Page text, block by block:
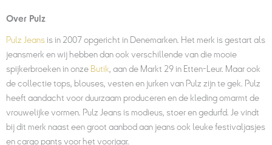
Over Pulz
Pulz Jeansis in 2007 opgericht in Denemarken. Het merk is gestart als
jeansmerk en wij hebben dan ook verschillende van die mooie
spijkerbroeken in onze Butik , aan de Markt 29 in Etten-Leur. Maar ook
de collectie tops, blouses, vesten en jurken van Pulz zijn te gek. Pulz
heeft aandacht voor duurzaam produceren en de kleding omarmt de
vrouwelijke vormen. Pulz Jeans is modieus, stoer en gedurfd. Je vindt
bij dit merk naast een groot aanbod aan jeans ook leuke festivaljasjes
en cargo pants voor het voorjaar.